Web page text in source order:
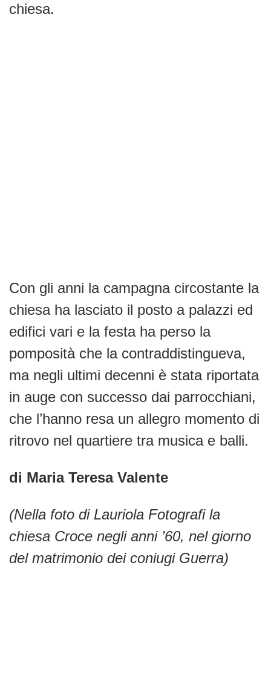
chiesa.
Con gli anni la campagna circostante la
chiesa ha lasciato il posto a palazzi ed
edifici vari e la festa ha perso la
pomposità che la contraddistingueva,
ma negli ultimi decenni è stata riportata
in auge con successo dai parrocchiani,
che l’hanno resa un allegro momento di
ritrovo nel quartiere tra musica e balli.
di Maria Teresa Valente
(Nella foto di Lauriola Fotografi la
chiesa Croce negli anni ’60, nel giorno
del matrimonio dei coniugi Guerra)